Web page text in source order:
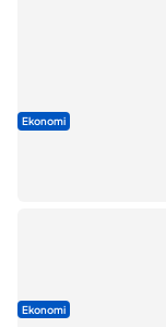
Ekonomi
Ekonomi